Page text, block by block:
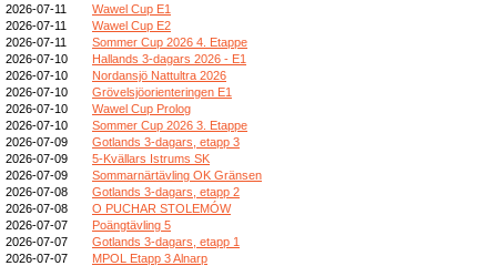
2026-07-11
Wawel Cup E1
2026-07-11
Wawel Cup E2
2026-07-11
Sommer Cup 2026 4. Etappe
2026-07-10
Hallands 3-dagars 2026 - E1
2026-07-10
Nordansjö Nattultra 2026
2026-07-10
Grövelsjöorienteringen E1
2026-07-10
Wawel Cup Prolog
2026-07-10
Sommer Cup 2026 3. Etappe
2026-07-09
Gotlands 3-dagars, etapp 3
2026-07-09
5-Kvällars Istrums SK
2026-07-09
Sommarnärtävling OK Gränsen
2026-07-08
Gotlands 3-dagars, etapp 2
2026-07-08
O PUCHAR STOLEMÓW
2026-07-07
Poängtävling 5
2026-07-07
Gotlands 3-dagars, etapp 1
2026-07-07
MPOL Etapp 3 Alnarp